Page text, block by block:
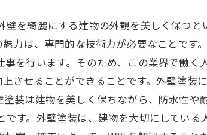
を綺麗にする建物の外観を美しく保つ
力は、専門的な技術力が必要なことです
を行います。そのため、この業界で働く
させることができることです。外壁塗装
装は建物を美しく保ちながら、防水性や
す。外壁塗装は、建物を大切にしている